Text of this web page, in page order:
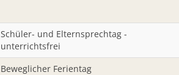
Schüler- und Elternsprechtag -
unterrichtsfrei
Beweglicher Ferientag